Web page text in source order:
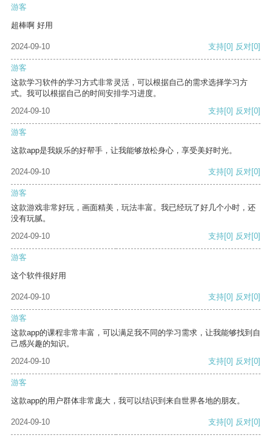
游客
超棒啊 好用
2024-09-10 支持[0] 反对[0]
游客
这款学习软件的学习方式非常灵活，可以根据自己的需求选择学习方
式。我可以根据自己的时间安排学习进度。
2024-09-10
支持[0] 反对[0]
游客
这款app是我娱乐的好帮手，让我能够放松身心，享受美好时光。
2024-09-10 支持[0] 反对[0]
游客
这款游戏非常好玩，画面精美，玩法丰富。我已经玩了好几个小时，还
没有玩腻。
2024-09-10
支持[0] 反对[0]
游客
这个软件很好用
2024-09-10 支持[0] 反对[0]
游客
这款app的课程非常丰富，可以满足我不同的学习需求，让我能够找到自
己感兴趣的知识。
2024-09-10
支持[0] 反对[0]
游客
这款app的用户群体非常庞大，我可以结识到来自世界各地的朋友。
2024-09-10 支持[0] 反对[0]